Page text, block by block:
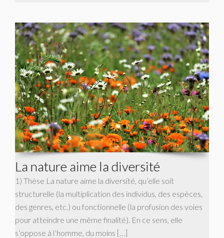
La nature aime la diversité
1) Thèse La nature aime la diversité, qu’elle soit
structurelle (la multiplication des individus, des espèces,
des genres, etc.) ou fonctionnelle (la profusion des voies
pour atteindre une même finalité). En ce sens, elle
s’oppose à l’homme, du moins […]